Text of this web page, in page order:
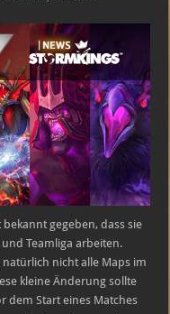
gegeben, dass sie
Teamliga arbeiten.
nicht alle Maps im
kleine Änderung sollte
dem Start eines Matches